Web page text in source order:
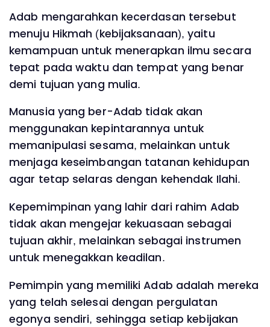
Adab mengarahkan kecerdasan tersebut
menuju Hikmah (kebijaksanaan), yaitu
kemampuan untuk menerapkan ilmu secara
tepat pada waktu dan tempat yang benar
demi tujuan yang mulia.
Manusia yang ber-Adab tidak akan
menggunakan kepintarannya untuk
memanipulasi sesama, melainkan untuk
menjaga keseimbangan tatanan kehidupan
agar tetap selaras dengan kehendak Ilahi.
Kepemimpinan yang lahir dari rahim Adab
tidak akan mengejar kekuasaan sebagai
tujuan akhir, melainkan sebagai instrumen
untuk menegakkan keadilan.
Pemimpin yang memiliki Adab adalah mereka
yang telah selesai dengan pergulatan
egonya sendiri, sehingga setiap kebijakan